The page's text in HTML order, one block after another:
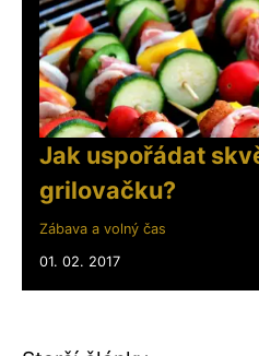
Jak uspořádat
grilovačku?
Zábava a volný čas
01. 02. 2017